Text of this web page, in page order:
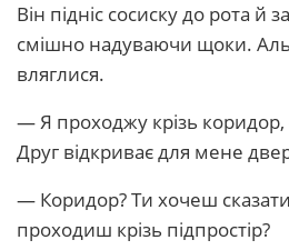
Він підніс сосиску до рота й
смішно надуваючи щоки.
вляглися.
— Я проходжу крізь
Друг відкриває для мене
— Коридор? Ти хочеш
проходиш крізь підпростір?